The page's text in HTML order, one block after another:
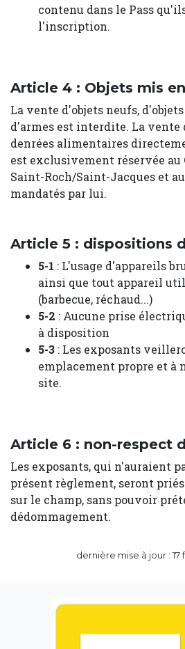
contenu dans le Pass
l'inscription.
Article 4 : Objets mis
La vente d'objets neufs,
d'armes est interdite. La vente
denrées alimentaires
est exclusivement réservée
Saint-Roch/Saint-Jacques et
mandatés par lui.
Article 5 : dispositions
5-1 : L'usage d'appareils
ainsi que tout appareil
(barbecue, réchaud...)
5-2 : Aucune prise
à disposition
5-3 : Les exposants
emplacement propre et à
site.
Article 6 : non-respect
Les exposants, qui n'auraient
présent règlement, seront
sur le champ, sans pouvoir
dédommagement.
dernière mise à jour : 17